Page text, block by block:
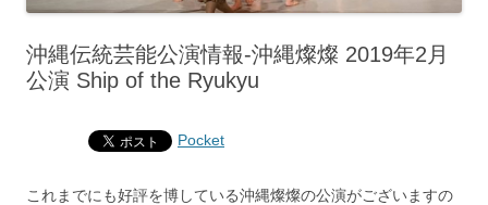
沖縄伝統芸能公演情報‐沖縄燦燦 2019年2月
公演 Ship of the Ryukyu
Pocket
これまでにも好評を博している沖縄燦燦の公演がございますの